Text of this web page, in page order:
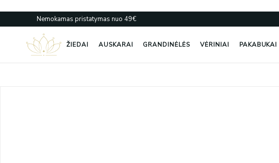
turinio
Nemokamas pristatymas nuo 49€
ŽIEDAI AUSKARAI GRANDINĖLĖS VĖRINIAI PAKABUKAI